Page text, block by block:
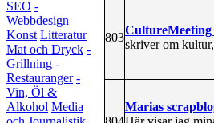
SEO -
Webbdesign
Konst Litteratur
Mat och Dryck -
Grillning -
Restauranger -
Vin, Öl &
Alkohol Media
803
skriver om
Marias